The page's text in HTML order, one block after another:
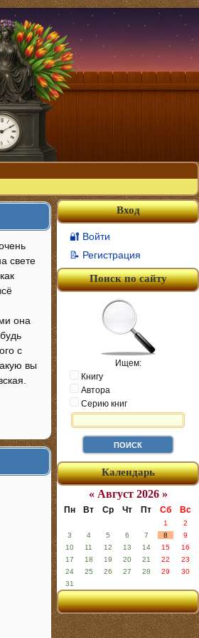
свете
она
с
вы
Вход
🔐 Войти
📝 Регистрация
Поиск по сайту
Ищем:
Книгу
Автора
Серию книг
Календарь
« Август 2026 »
Пн Вт Ср Чт Пт Сб Вс
1
2
3
4 5 6 7 8
9
10
11 12 13 14 15
16
17
18 19 20 21 22
23
24
25 26 27 28 29
30
31